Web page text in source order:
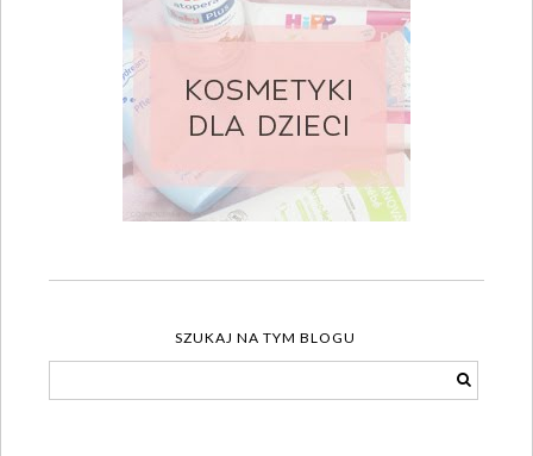
SZUKAJ NA TYM BLOGU